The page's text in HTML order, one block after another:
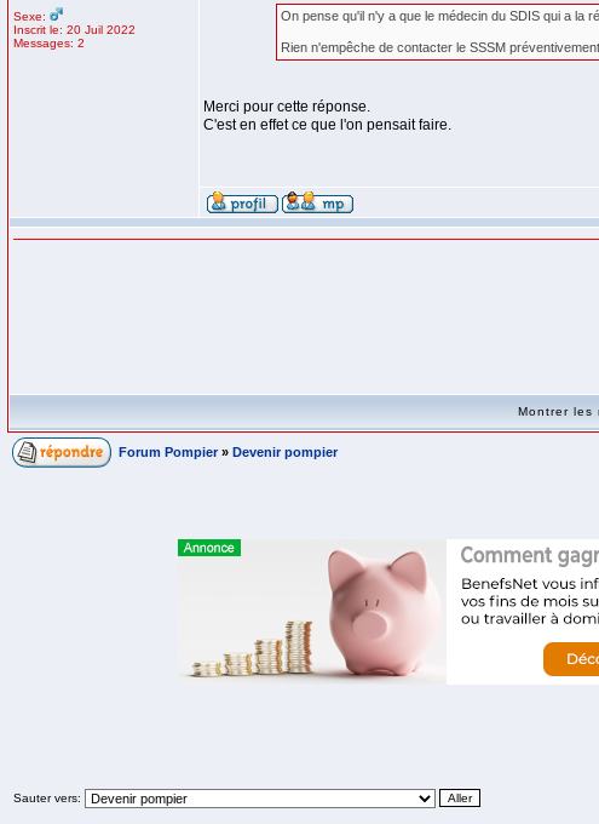
Sexe:
Inscrit le: 20 Juil 2022
Messages: 2
On pense qu'il n'y a que le médecin du SDIS qui a la
Rien n'empêche de contacter le SSSM
Merci pour cette réponse.
C'est en effet ce que l'on pensait faire.
Montrer les
Forum Pompier » Devenir pompier
Sauter vers: